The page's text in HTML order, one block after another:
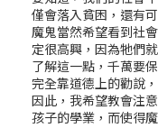
僅會落入貧困，還有
魔鬼當然希望看到社
定很高興，因為牠們
了解這一點，千萬要
完全靠道德上的勸說
因此，我希望教會注
孩子的學業，而使得